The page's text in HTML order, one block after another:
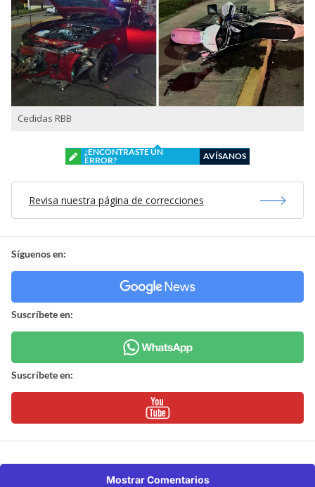
Cedidas RBB
¿ENCONTRASTE UN
ERROR?
AVÍSANOS
Revisa nuestra página de correcciones
Síguenos en:
Suscríbete en:
Suscríbete en:
Mostrar Comentarios